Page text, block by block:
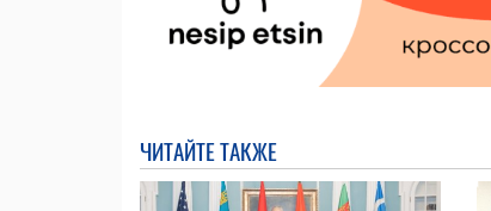
ЧИТАЙТЕ ТАКЖЕ